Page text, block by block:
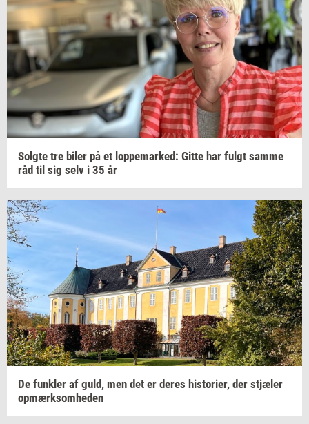
Solg­te tre biler på et lop­pe­mar­ked: Gitte har fulgt samme
råd til sig selv i 35 år
De funk­ler af guld, men det er deres hi­sto­ri­er, der stjæ­ler
op­mærk­som­he­den